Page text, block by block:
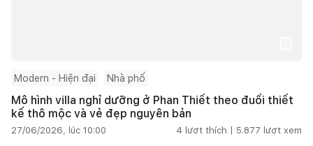
Modern - Hiện đại Nhà phố
Mô hình villa nghỉ dưỡng ở Phan Thiết theo đuổi thiết
kế thô mộc và vẻ đẹp nguyên bản
27/06/2026, lúc 10:00 4 lượt thích | 5.877 lượt xem